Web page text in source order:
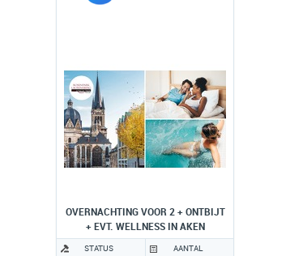
OVERNACHTING VOOR 2 + ONTBIJT
+ EVT. WELLNESS IN AKEN
STATUS
AANTAL